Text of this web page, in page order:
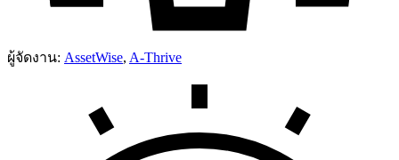
ผู้จัดงาน: AssetWise, A-Thrive